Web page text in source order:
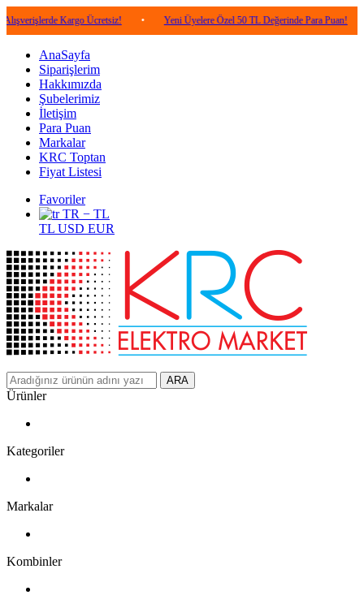
Kargo Ücretsiz! • Yeni Üyelere Özel 50 TL Değerinde Para Puan! •
AnaSayfa
Siparişlerim
Hakkımızda
Şubelerimiz
İletişim
Para Puan
Markalar
KRC Toptan
Fiyat Listesi
Favoriler
TR − TL
TL USD EUR
ARA
Ürünler
Kategoriler
Markalar
Kombinler